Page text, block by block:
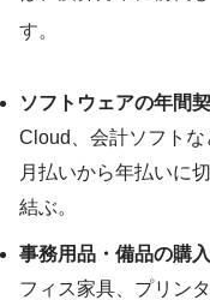
す。
ソフトウェアの年間
Cloud、会計ソフト
月払いから年払いに
結ぶ。
事務用品・備品の購
フィス家具、プリン